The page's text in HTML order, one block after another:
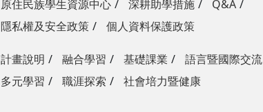
原住民族學生資源中心
深耕助學措施
Q&A
隱私權及安全政策
個人資料保護政策
計畫說明 融合學習 基礎課業
語言暨國際交流
多元學習
職涯探索 社會培力暨健康